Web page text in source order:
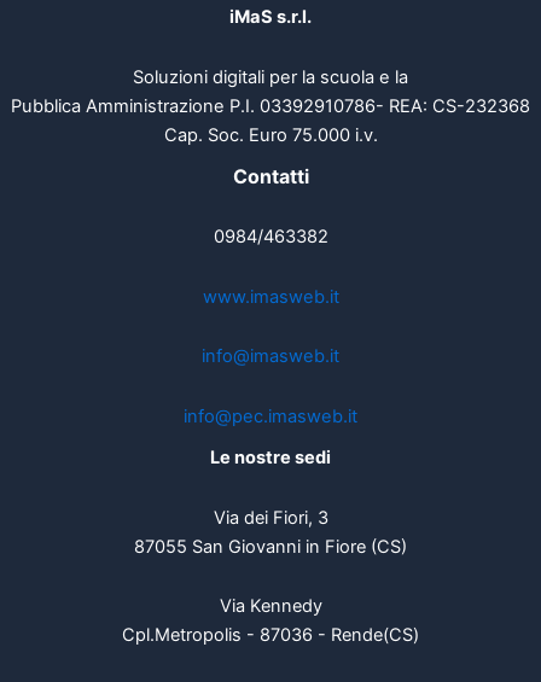
iMaS s.r.l.
Soluzioni digitali per la scuola e la
Pubblica Amministrazione P.I. 03392910786- REA: CS-232368
Cap. Soc. Euro 75.000 i.v.
Contatti
0984/463382
www.imasweb.it
info@imasweb.it
info@pec.imasweb.it
Le nostre sedi
Via dei Fiori, 3
87055 San Giovanni in Fiore (CS)
Via Kennedy
Cpl.Metropolis - 87036 - Rende(CS)